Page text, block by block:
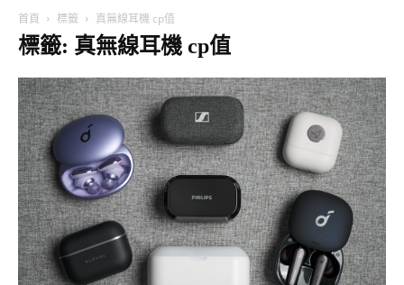
首頁 標籤 真無線耳機 cp值
標籤: 真無線耳機 cp值